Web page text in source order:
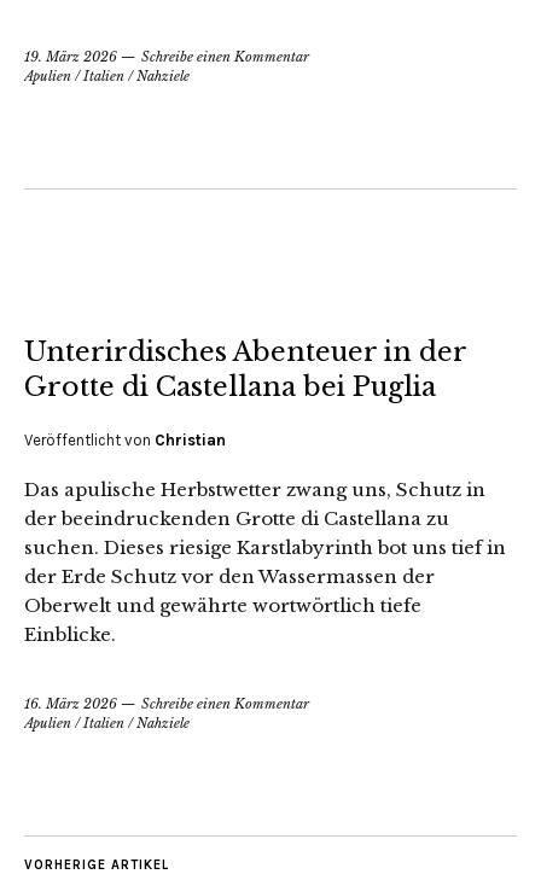
19. März 2026
Schreibe einen Kommentar
Apulien /Italien /Nahziele
Unterirdisches Abenteuer in der
Grotte di Castellana bei Puglia
Veröffentlicht von Christian
Das apulische Herbstwetter zwang uns, Schutz in
der beeindruckenden Grotte di Castellana zu
suchen. Dieses riesige Karstlabyrinth bot uns tief in
der Erde Schutz vor den Wassermassen der
Oberwelt und gewährte wortwörtlich tiefe
Einblicke.
16. März 2026
Schreibe einen Kommentar
Apulien /Italien /Nahziele
VORHERIGE ARTIKEL